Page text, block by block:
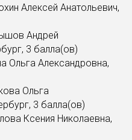
Алексей Анатольевич,
Андрей
3 балла(ов)
Ольга Александровна,
Ольга
3 балла(ов)
Ксения Николаевна,